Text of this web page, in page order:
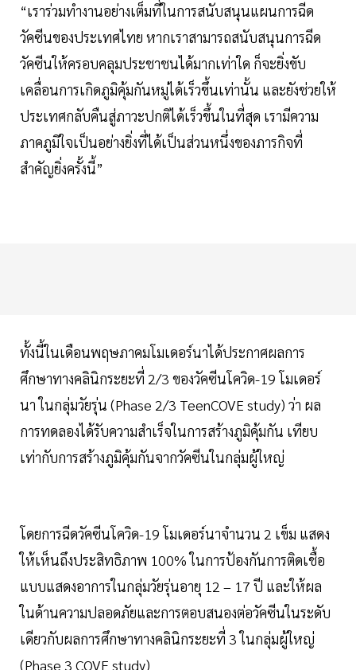
“เราร่วมทำงานอย่างเต็มที่ในการสนับสนุนแผนการฉีด
วัคซีนของประเทศไทย หากเราสามารถสนับสนุนการฉีด
วัคซีนให้ครอบคลุมประชาชนได้มากเท่าใด ก็จะยิ่งขับ
เคลื่อนการเกิดภูมิคุ้มกันหมู่ได้เร็วขึ้นเท่านั้น และยังช่วยให้
ประเทศกลับคืนสู่ภาวะปกติได้เร็วขึ้นในที่สุด เรามีความ
ภาคภูมิใจเป็นอย่างยิ่งที่ได้เป็นส่วนหนึ่งของภารกิจที่
สำคัญยิ่งครั้งนี้”
ทั้งนี้ในเดือนพฤษภาคมโมเดอร์นาได้ประกาศผลการ
ศึกษาทางคลินิกระยะที่ 2/3 ของวัคซีนโควิด-19 โมเดอร์
นา ในกลุ่มวัยรุ่น (Phase 2/3 TeenCOVE study) ว่า ผล
การทดลองได้รับความสำเร็จในการสร้างภูมิคุ้มกัน เทียบ
เท่ากับการสร้างภูมิคุ้มกันจากวัคซีนในกลุ่มผู้ใหญ่
โดยการฉีดวัคซีนโควิด-19 โมเดอร์นาจำนวน 2 เข็ม แสดง
ให้เห็นถึงประสิทธิภาพ 100% ในการป้องกันการติดเชื้อ
แบบแสดงอาการในกลุ่มวัยรุ่นอายุ 12 – 17 ปี และให้ผล
ในด้านความปลอดภัยและการตอบสนองต่อวัคซีนในระดับ
เดียวกับผลการศึกษาทางคลินิกระยะที่ 3 ในกลุ่มผู้ใหญ่
(Phase 3 COVE study)